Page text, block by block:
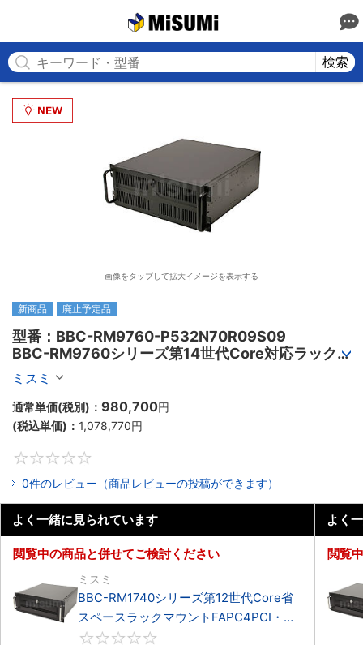
検索
画像をタップして拡大イメージを表示する
新商品 廃止予定品
型番：BBC-RM9760-P532N70R09S09
BBC-RM9760シリーズ第14世代Core対応ラック
マウント3PCIe
ミスミ
通常単価(税別)： 980,700円
(税込単価)： 1,078,770円
0件のレビュー（商品レビューの投稿ができます）
よく一緒に見られています
閲覧中の商品と併せてご検討ください
ミスミ
BBC-RM1740シリーズ第12世代Core省
スペースラックマウントFAPC4PCI・
3PCIe
よく
閲覧